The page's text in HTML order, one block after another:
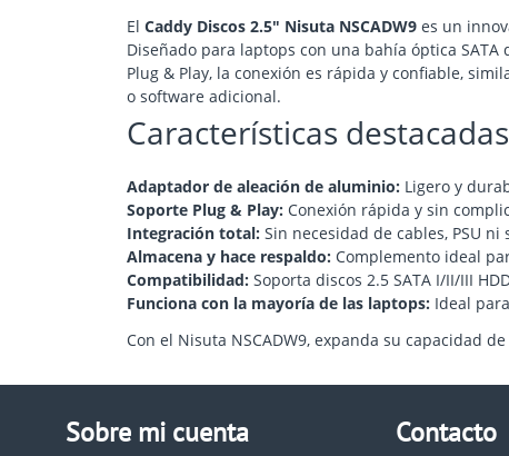
El Caddy Discos 2.5" Nisuta NSCADW9 es un
Diseñado para laptops con una bahía óptica
Plug & Play, la conexión es rápida y confiable,
o software adicional.
Características
Adaptador de aleación de aluminio: Ligero y
Soporte Plug & Play: Conexión rápida y sin
Integración total: Sin necesidad de cables, PSU ni
Almacena y hace respaldo: Complemento ideal
Compatibilidad: Soporta discos 2.5 SATA I/II/III
Funciona con la mayoría de las laptops: Ideal
Con el Nisuta NSCADW9, expanda su capacidad
Sobre mi cuenta Contacto